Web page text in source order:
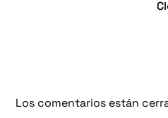
Los comentarios están